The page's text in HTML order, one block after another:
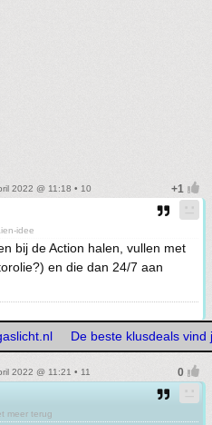
2022 @ 11:18 • 10
idee
bij de Action halen, vullen met
en die dan 24/7 aan
De beste klusdeals vind
2022 @ 11:21 • 11
meer terug